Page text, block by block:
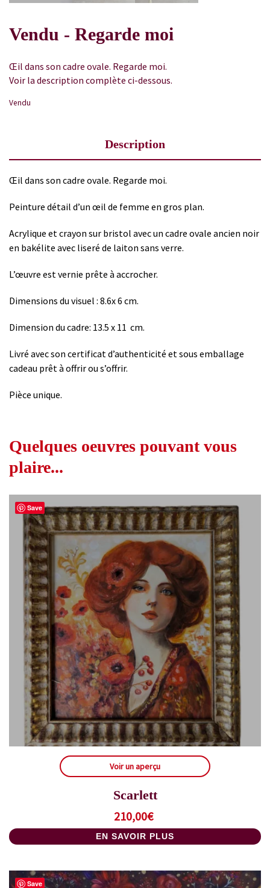
Vendu - Regarde moi
Œil dans son cadre ovale. Regarde moi.
Voir la description complète ci-dessous.
Vendu
Description
Œil dans son cadre ovale. Regarde moi.
Peinture détail d’un œil de femme en gros plan.
Acrylique et crayon sur bristol avec un cadre ovale ancien noir
en bakélite avec liseré de laiton sans verre.
L’œuvre est vernie prête à accrocher.
Dimensions du visuel : 8.6x 6 cm.
Dimension du cadre: 13.5 x 11 cm.
Livré avec son certificat d’authenticité et sous emballage
cadeau prêt à offrir ou s’offrir.
Pièce unique.
Quelques oeuvres pouvant vous
plaire...
Save
Voir un aperçu
Scarlett
210,00€
EN SAVOIR PLUS
Save